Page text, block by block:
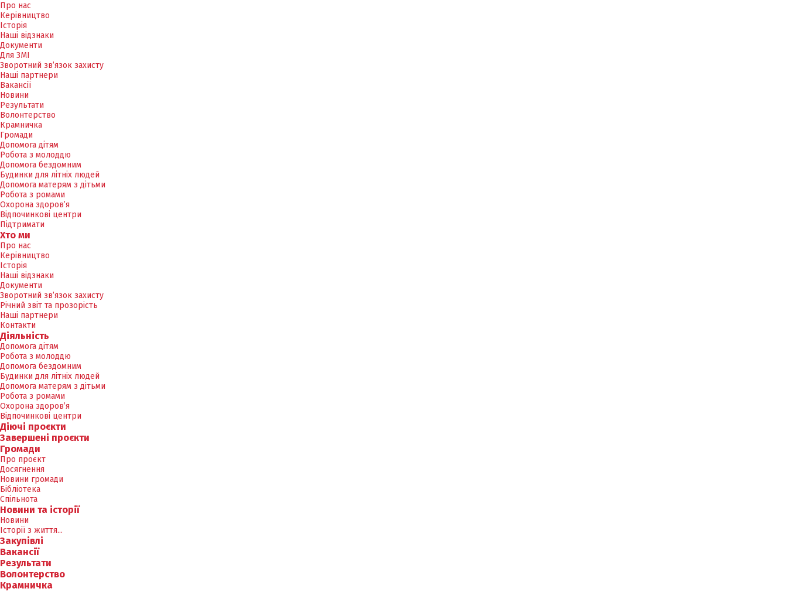
Про нас
Керівництво
Історія
Наші відзнаки
Документи
Для ЗМІ
Зворотний зв’язок захисту
Наші партнери
Вакансії
Новини
Результати
Волонтерство
Крамничка
Громади
Допомога дітям
Робота з молоддю
Допомога бездомним
Будинки для літніх людей
Допомога матерям з дітьми
Робота з ромами
Охорона здоров’я
Відпочинкові центри
Підтримати
Хто ми
Про нас
Керівництво
Історія
Наші відзнаки
Документи
Зворотний зв’язок захисту
Річний звіт та прозорість
Наші партнери
Контакти
Діяльність
Допомога дітям
Робота з молоддю
Допомога бездомним
Будинки для літніх людей
Допомога матерям з дітьми
Робота з ромами
Охорона здоров’я
Відпочинкові центри
Діючі проєкти
Завершені проєкти
Громади
Про проєкт
Досягнення
Новини громади
Бібліотека
Спільнота
Новини та історії
Новини
Історії з життя...
Закупівлі
Вакансії
Результати
Волонтерство
Крамничка